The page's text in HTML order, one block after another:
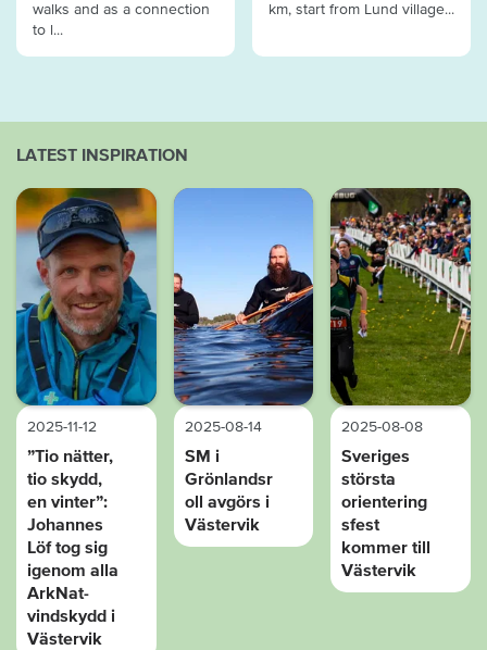
walks and as a connection
to l...
km, start from Lund village...
LATEST INSPIRATION
2025-11-12
”Tio nätter,
tio skydd,
en vinter”:
Johannes
Löf tog sig
igenom alla
ArkNat-
vindskydd i
Västervik
2025-08-14
SM i
Grönlandsr
oll avgörs i
Västervik
2025-08-08
Sveriges
största
orientering
sfest
kommer till
Västervik